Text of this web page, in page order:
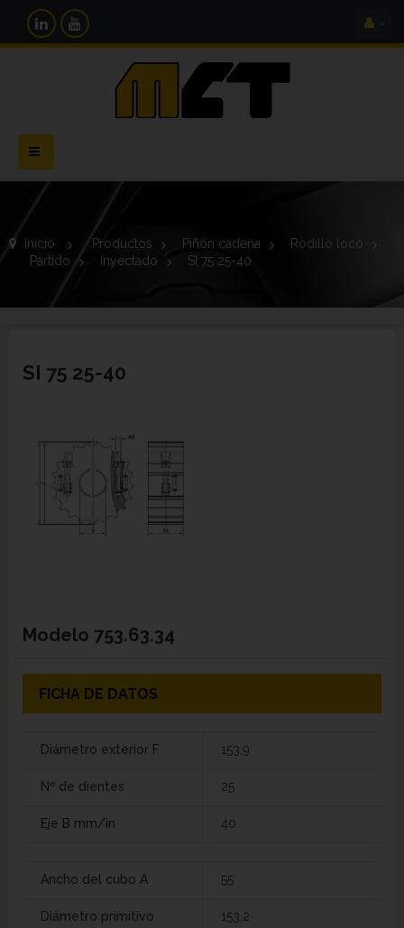
Navegación
Toggle
Inicio > Productos > Piñón cadena >
Rodillo loco
Partido > Inyectado > SI 75 25-40
SI 75 25-40
Modelo 753.63.34
FICHA DE DATOS
Diámetro exterior F 153,9
Nº de dientes 25
Eje B mm/in 40
Ancho del cubo A 55
Diámetro primitivo 153,2